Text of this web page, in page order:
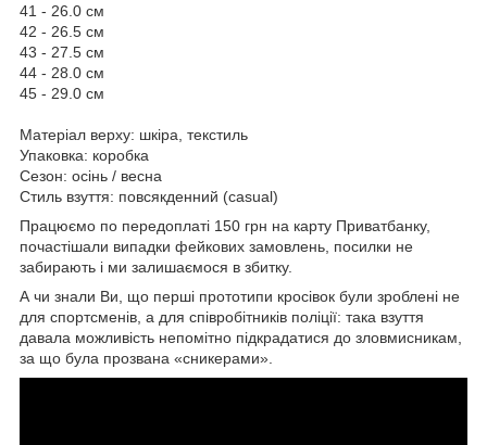
41 - 26.0 см
42 - 26.5 см
43 - 27.5 см
44 - 28.0 см
45 - 29.0 см
Матеріал верху: шкіра, текстиль
Упаковка: коробка
Сезон: осінь / весна
Стиль взуття: повсякденний (casual)
Працюємо по передоплаті 150 грн на карту Приватбанку,
почастішали випадки фейкових замовлень, посилки не
забирають і ми залишаємося в збитку.
А чи знали Ви, що перші прототипи кросівок були зроблені не
для спортсменів, а для співробітників поліції: така взуття
давала можливість непомітно підкрадатися до зловмисникам,
за що була прозвана «сникерами».